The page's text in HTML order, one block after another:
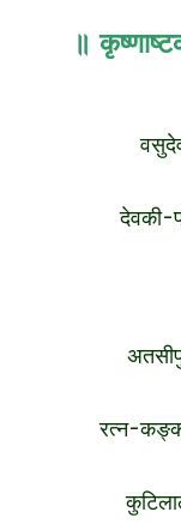
॥
देवकी-
रत्न-